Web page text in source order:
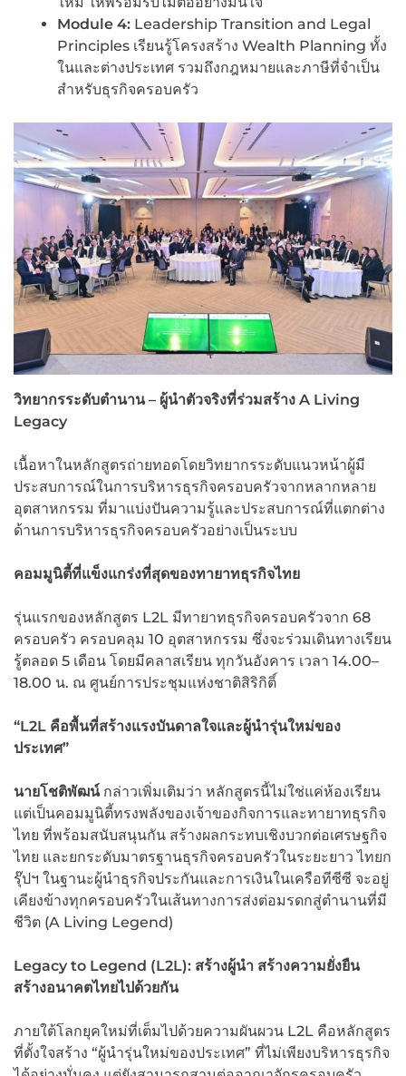
Module 4: Leadership Transition and Legal
Principles เรียนรู้โครงสร้าง Wealth Planning ทั้ง
ในและต่างประเทศ รวมถึงกฎหมายและภาษีที่จำเป็น
สำหรับธุรกิจครอบครัว
วิทยากรระดับตำนาน – ผู้นำตัวจริงที่ร่วมสร้าง A Living
Legacy
เนื้อหาในหลักสูตรถ่ายทอดโดยวิทยากรระดับแนวหน้าผู้มี
ประสบการณ์ในการบริหารธุรกิจครอบครัวจากหลากหลาย
อุตสาหกรรม ที่มาแบ่งปันความรู้และประสบการณ์ที่แตกต่าง
ด้านการบริหารธุรกิจครอบครัวอย่างเป็นระบบ
คอมมูนิตี้ที่แข็งแกร่งที่สุดของทายาทธุรกิจไทย
รุ่นแรกของหลักสูตร L2L มีทายาทธุรกิจครอบครัวจาก 68
ครอบครัว ครอบคลุม 10 อุตสาหกรรม ซึ่งจะร่วมเดินทางเรียน
รู้ตลอด 5 เดือน โดยมีคลาสเรียน ทุกวันอังคาร เวลา 14.00–
18.00 น. ณ ศูนย์การประชุมแห่งชาติสิริกิติ์
“L2L คือพื้นที่สร้างแรงบันดาลใจและผู้นำรุ่นใหม่ของ
ประเทศ”
นายโชติพัฒน์กล่าวเพิ่มเติมว่า หลักสูตรนี้ไม่ใช่แค่ห้องเรียน
แต่เป็นคอมมูนิตี้ทรงพลังของเจ้าของกิจการและทายาทธุรกิจ
ไทย ที่พร้อมสนับสนุนกัน สร้างผลกระทบเชิงบวกต่อเศรษฐกิจ
ไทย และยกระดับมาตรฐานธุรกิจครอบครัวในระยะยาว ไทยก
รุ๊ปฯ ในฐานะผู้นำธุรกิจประกันและการเงินในเครือทีซีซี จะอยู่
เคียงข้างทุกครอบครัวในเส้นทางการส่งต่อมรดกสู่ตำนานที่มี
ชีวิต (A Living Legend)
Legacy to Legend (L2L): สร้างผู้นำ สร้างความยั่งยืน
สร้างอนาคตไทยไปด้วยกัน
ภายใต้โลกยุคใหม่ที่เต็มไปด้วยความผันผวน L2L คือหลักสูตร
ที่ตั้งใจสร้าง “ผู้นำรุ่นใหม่ของประเทศ” ที่ไม่เพียงบริหารธุรกิจ